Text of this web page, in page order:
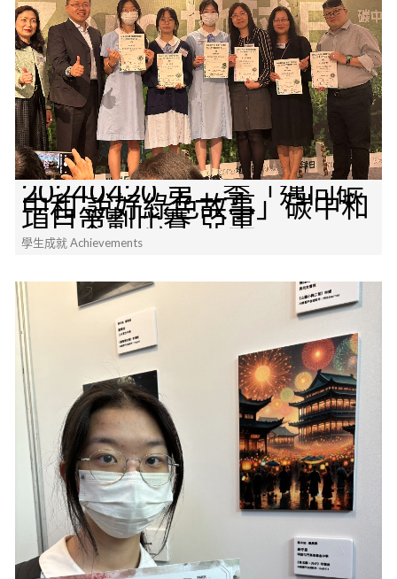
20240420 第二季「邁向碳
中和 說好綠色故事」碳中和
項目策劃比賽 亞軍
學生成就 Achievements